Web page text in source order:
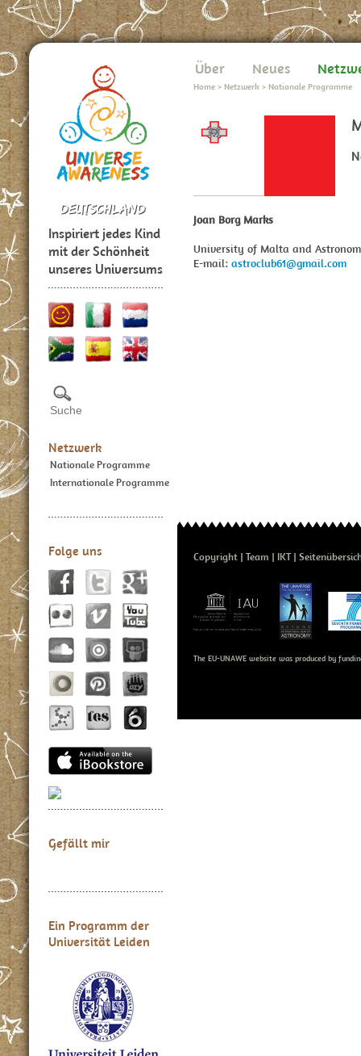
Inspiriert jedes Kind
mit der Schönheit
unseres Universums
Netzwerk
Nationale Programme
Internationale Programme
Folge uns
Gefällt mir
Ein Programm der
Universität Leiden
Über Neues
Home > Netzwerk > Nationale Programme
Joan Borg Marks
University of Malta and
E-mail: astroclub61@gmail.com
Copyright Team IKT
The EU-UNAWE website was produced by